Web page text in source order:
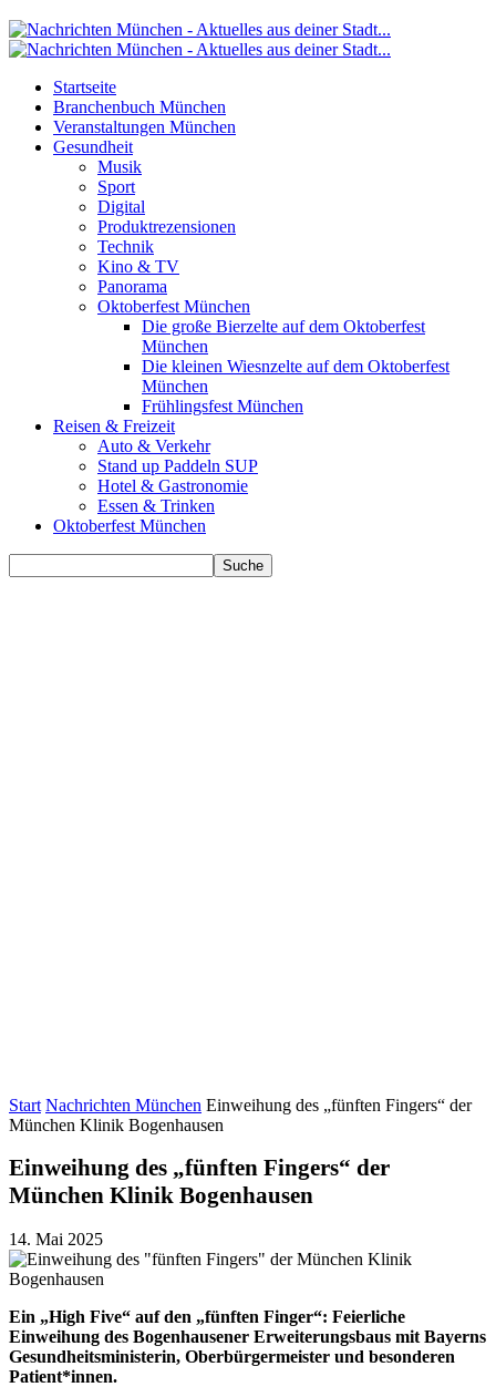
Startseite
Branchenbuch München
Veranstaltungen München
Gesundheit
Musik
Sport
Digital
Produktrezensionen
Technik
Kino & TV
Panorama
Oktoberfest München
Die große Bierzelte auf dem Oktoberfest
München
Die kleinen Wiesnzelte auf dem Oktoberfest
München
Frühlingsfest München
Reisen & Freizeit
Auto & Verkehr
Stand up Paddeln SUP
Hotel & Gastronomie
Essen & Trinken
Oktoberfest München
Start Nachrichten München Einweihung des „fünften Fingers“ der
München Klinik Bogenhausen
Einweihung des „fünften Fingers“ der
München Klinik Bogenhausen
14. Mai 2025
Ein „High Five“ auf den „fünften Finger“: Feierliche
Einweihung des Bogenhausener Erweiterungsbaus mit Bayerns
Gesundheitsministerin, Oberbürgermeister und besonderen
Patient*innen.